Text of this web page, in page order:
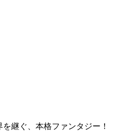
を継ぐ、本格ファンタジー！